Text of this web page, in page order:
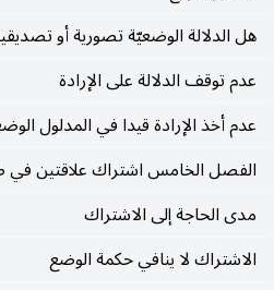
هل الدلالة الوضعيّة تصورية أو
عدم توقف الدلالة على الإرادة
عدم أخذ الإرادة قيدا في المدلول
الفصل الخامس اشتراك علاقتين
مدى الحاجة إلى الاشتراك
الاشتراك لا ينافي حكمة الوضع
وقد حاول الإنسان أن
التكوينيين الثانويين في مقام التعبير
٨١